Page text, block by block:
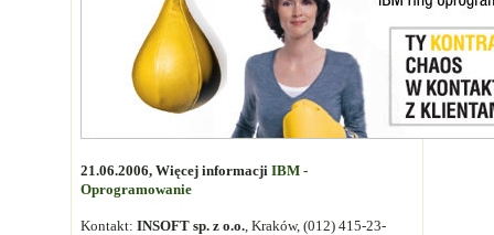
21.06.2006, Więcej informacji IBM -
Oprogramowanie
Kontakt: INSOFT sp. z o.o., Kraków, (012) 415-23-